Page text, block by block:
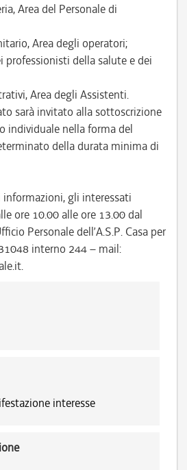
Area del Personale di
Area degli operatori;
professionisti della salute e dei
Area degli Assistenti.
sarà invitato alla sottoscrizione
individuale nella forma del
della durata minima di
informazioni, gli interessati
ore 10.00 alle ore 13.00 dal
Personale dell’A.S.P. Casa per
interno 244 – mail:
interesse